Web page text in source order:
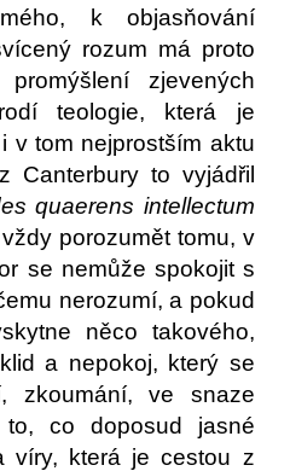
k objasňování
rozum má proto
zjevených
teologie, která je
v tom nejprostším aktu
Canterbury to vyjádřil
quaerens intellectum
porozumět tomu, v
se nemůže spokojit s
nerozumí, a pokud
něco takového,
a nepokoj, který se
zkoumání, ve snaze
co doposud jasné
víry, která je cestou z